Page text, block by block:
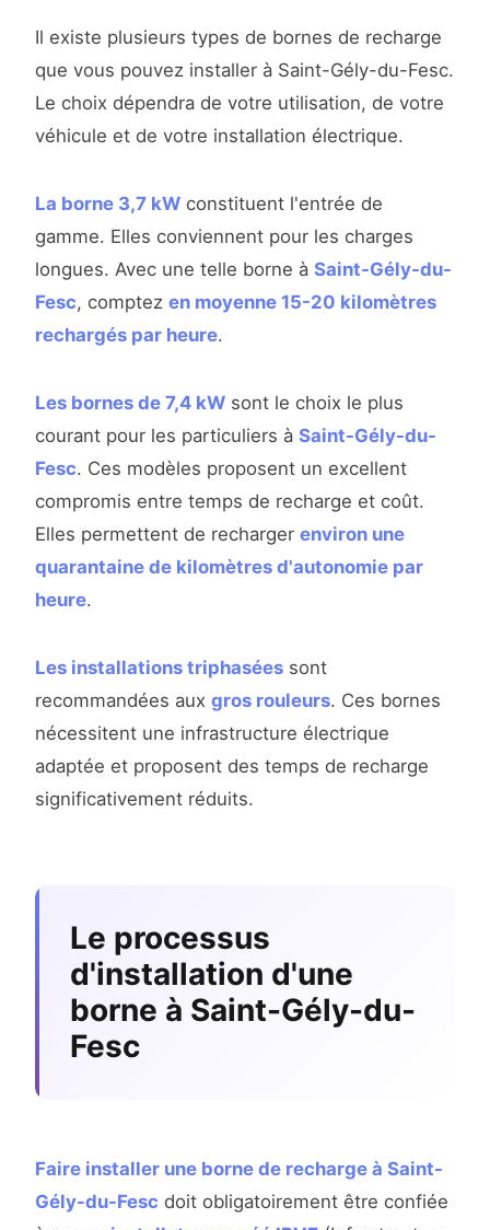
Il existe plusieurs types de bornes de recharge
que vous pouvez installer à Saint-Gély-du-Fesc.
Le choix dépendra de votre utilisation, de votre
véhicule et de votre installation électrique.
La borne 3,7 kW constituent l'entrée de
gamme. Elles conviennent pour les charges
longues. Avec une telle borne à Saint-Gély-du-
Fesc, comptez en moyenne 15-20 kilomètres
rechargés par heure.
Les bornes de 7,4 kW sont le choix le plus
courant pour les particuliers à Saint-Gély-du-
Fesc. Ces modèles proposent un excellent
compromis entre temps de recharge et coût.
Elles permettent de recharger environ une
quarantaine de kilomètres d'autonomie par
heure.
Les installations triphasées sont
recommandées aux gros rouleurs. Ces bornes
nécessitent une infrastructure électrique
adaptée et proposent des temps de recharge
significativement réduits.
Le processus
d'installation d'une
borne à Saint-Gély-du-
Fesc
Faire installer une borne de recharge à Saint-
Gély-du-Fesc doit obligatoirement être confiée